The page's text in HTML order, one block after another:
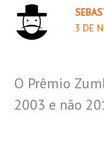
3 DE
O Prêmio
2003 e não